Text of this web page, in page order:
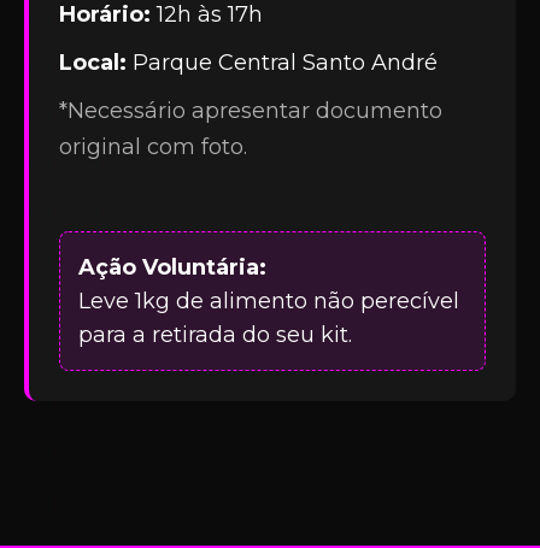
Horário: 12h às 17h
Local: Parque Central Santo André
*Necessário apresentar documento
original com foto.
Ação Voluntária:
Leve 1kg de alimento não perecível
para a retirada do seu kit.